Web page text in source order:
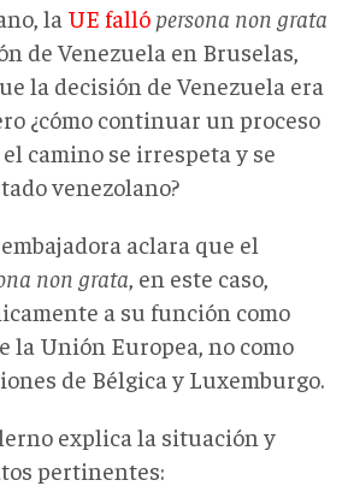
la UE falló persona non grata
de Venezuela en Bruselas,
la decisión de Venezuela era
¿cómo continuar un proceso
camino se irrespeta y se
venezolano?
aclara que el
non grata , en este caso,
a su función como
la Unión Europea, no como
de Bélgica y Luxemburgo.
explica la situación y
pertinentes: